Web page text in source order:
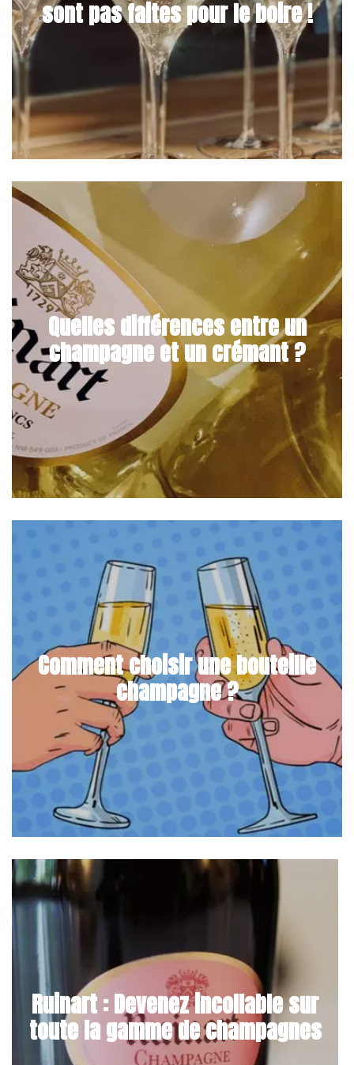
sont pas faites pour le boire !
Quelles différences entre un
champagne et un crémant ?
Comment choisir une bouteille
champagne ?
Ruinart : Devenez incollable sur
toute la gamme de champagnes